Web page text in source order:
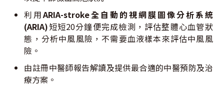
利用ARIA-stroke全自動的視網膜圖像分析系統
(ARIA)短短20分鐘便完成檢測，評估整體心血管狀
態，分析中風風險，不需要血液樣本來評估中風風
險。
由註冊中醫師報告解讀及提供最合適的中醫預防及治
療方案。